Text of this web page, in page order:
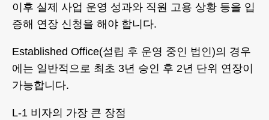
이후 실제 사업 운영 성과와 직원 고용 상황 등을 입
증해 연장 신청을 해야 합니다.
Established Office(설립 후 운영 중인 법인)의 경우
에는 일반적으로 최초 3년 승인 후 2년 단위 연장이
가능합니다.
L-1 비자의 가장 큰 장점